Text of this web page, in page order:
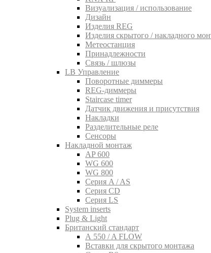
Визуализация / использование
Дизайн
Изделия REG
Изделия скрытого / накладного
Метеостанция
Принадлежности
Связь / шлюзы
LB Управление
Поворотные диммеры
REG-диммеры
Staircase timer
Датчик движения и присутствия
Накладки
Разделительные реле
Сенсоры
Накладной монтаж
AP 600
WG 600
WG 800
Серия A / AS
Серия CD
Серия LS
System inserts
Plug & Light
Британский стандарт
A 550 / A FLOW
Вставки для скрытого монтажа